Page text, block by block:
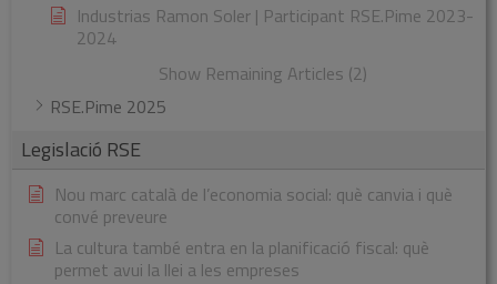
Industrias Ramon Soler | Participant RSE.Pime 2023-
2024
Show Remaining Articles (2)
RSE.Pime 2025
Legislació RSE
Nou marc català de l’economia social: què canvia i què
convé preveure
La cultura també entra en la planificació fiscal: què
permet avui la llei a les empreses